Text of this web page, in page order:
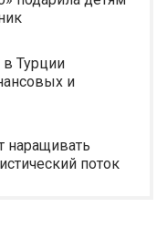
в Турции
и
наращивать
поток